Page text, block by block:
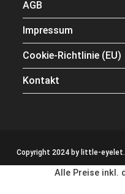
AGB
Impressum
Cookie-Richtlinie (EU)
Kontakt
Copyright 2024 by little-
Alle Preise inkl.